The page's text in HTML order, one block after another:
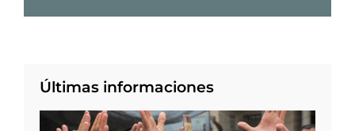
Últimas informaciones